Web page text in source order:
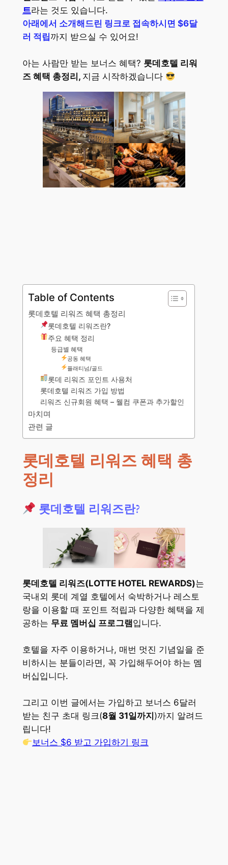
트라는 것도 있습니다.
아래에서 소개해드린 링크로 접속하시면 $6달
러 적립까지 받으실 수 있어요!
아는 사람만 받는 보너스 혜택? 롯데호텔 리워
즈 혜택 총정리, 지금 시작하겠습니다
Table of Contents
롯데호텔 리워즈 혜택 총정리
롯데호텔 리워즈란?
주요 혜택 정리
등급별 혜택
공동 혜택
플래티넘/골드
롯데 리워즈 포인트 사용처
롯데호텔 리워즈 가입 방법
리워즈 신규회원 혜택 – 웰컴 쿠폰과 추가할인
마치며
관련 글
롯데호텔 리워즈 혜택 총
정리
롯데호텔 리워즈란?
롯데호텔 리워즈(LOTTE HOTEL REWARDS)는
국내외 롯데 계열 호텔에서 숙박하거나 레스토
랑을 이용할 때 포인트 적립과 다양한 혜택을 제
공하는 무료 멤버십 프로그램입니다.
호텔을 자주 이용하거나, 매번 멋진 기념일을 준
비하시는 분들이라면, 꼭 가입해두어야 하는 멤
버십입니다.
그리고 이번 글에서는 가입하고 보너스 6달러
받는 친구 초대 링크(8월 31일까지 )까지 알려드
립니다!
보너스 $6 받고 가입하기 링크